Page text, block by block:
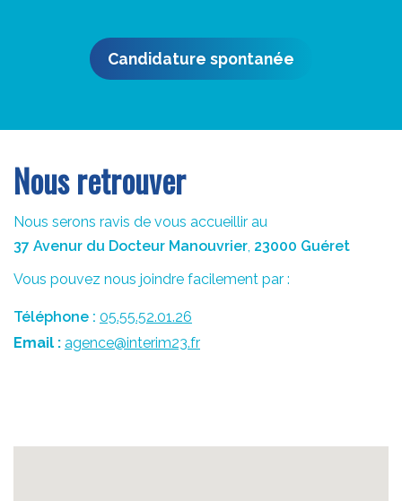
Candidature spontanée
Nous retrouver
Nous serons ravis de vous accueillir au
37 Avenur du Docteur Manouvrier, 23000 Guéret
Vous pouvez nous joindre facilement par :
Téléphone : 05.55.52.01.26
Email : agence@interim23.fr